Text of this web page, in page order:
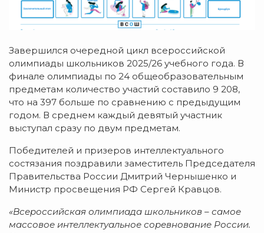
Завершился очередной цикл всероссийской
олимпиады школьников 2025/26 учебного года. В
финале олимпиады по 24 общеобразовательным
предметам количество участий составило 9 208,
что на 397 больше по сравнению с предыдущим
годом. В среднем каждый девятый участник
выступал сразу по двум предметам.
Победителей и призеров интеллектуального
состязания поздравили заместитель Председателя
Правительства России Дмитрий Чернышенко и
Министр просвещения РФ Сергей Кравцов.
«Всероссийская олимпиада школьников – самое
массовое интеллектуальное соревнование России.